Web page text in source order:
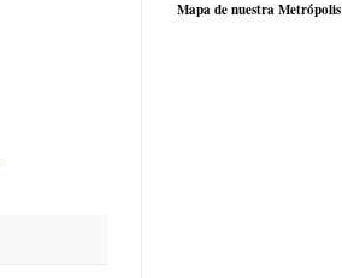
Mapa de nuestra Metrópolis